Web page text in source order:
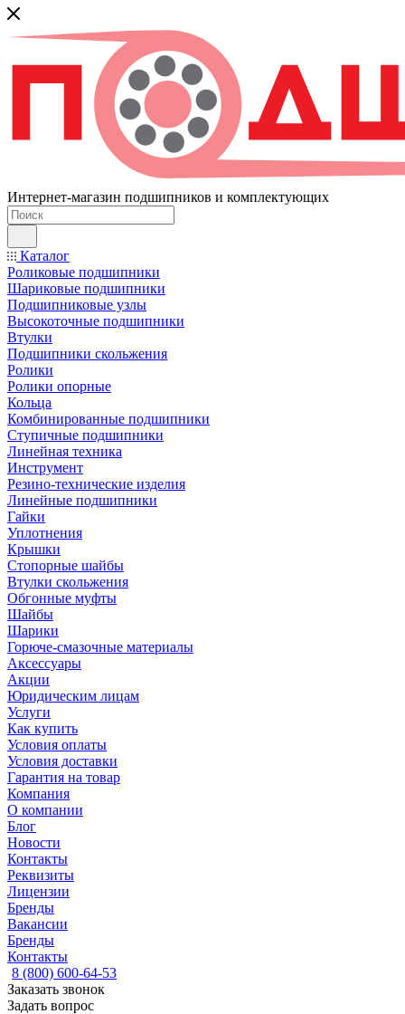
Интернет-магазин подшипников и комплектующих
Каталог
Роликовые подшипники
Шариковые подшипники
Подшипниковые узлы
Высокоточные подшипники
Втулки
Подшипники скольжения
Ролики
Ролики опорные
Кольца
Комбинированные подшипники
Ступичные подшипники
Линейная техника
Инструмент
Резино-технические изделия
Линейные подшипники
Гайки
Уплотнения
Крышки
Стопорные шайбы
Втулки скольжения
Обгонные муфты
Шайбы
Шарики
Горюче-смазочные материалы
Аксессуары
Акции
Юридическим лицам
Услуги
Как купить
Условия оплаты
Условия доставки
Гарантия на товар
Компания
О компании
Блог
Новости
Контакты
Реквизиты
Лицензии
Бренды
Вакансии
Бренды
Контакты
8 (800) 600-64-53
Заказать звонок
Задать вопрос